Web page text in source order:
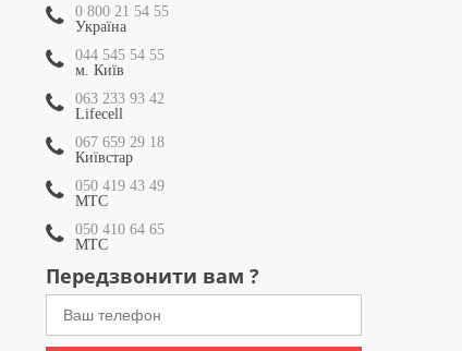
0 800 21 54 55
Україна
044 545 54 55
м. Київ
063 233 93 42
Lifecell
067 659 29 18
Київстар
050 419 43 49
МТС
050 410 64 65
МТС
Передзвонити вам ?